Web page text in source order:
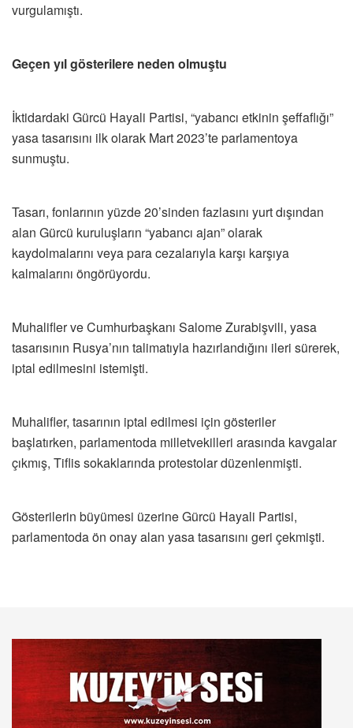
vurgulamıştı.
Geçen yıl gösterilere neden olmuştu
İktidardaki Gürcü Hayali Partisi, “yabancı etkinin şeffaflığı”
yasa tasarısını ilk olarak Mart 2023’te parlamentoya
sunmuştu.
Tasarı, fonlarının yüzde 20’sinden fazlasını yurt dışından
alan Gürcü kuruluşların “yabancı ajan” olarak
kaydolmalarını veya para cezalarıyla karşı karşıya
kalmalarını öngörüyordu.
Muhalifler ve Cumhurbaşkanı Salome Zurabişvili, yasa
tasarısının Rusya’nın talimatıyla hazırlandığını ileri sürerek,
iptal edilmesini istemişti.
Muhalifler, tasarının iptal edilmesi için gösteriler
başlatırken, parlamentoda milletvekilleri arasında kavgalar
çıkmış, Tiflis sokaklarında protestolar düzenlenmişti.
Gösterilerin büyümesi üzerine Gürcü Hayali Partisi,
parlamentoda ön onay alan yasa tasarısını geri çekmişti.